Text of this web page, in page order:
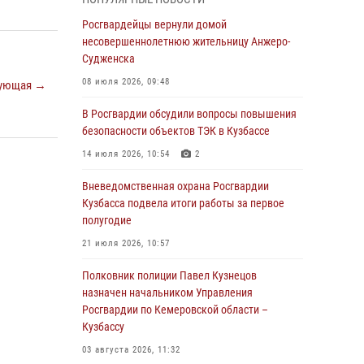
→
Генерал-полковник Олег Плохой поздравил
специалистов организационно-штатных
подразделений Росгвардии с
профессиональным праздником
07 августа 2026, 05:32
С 1 сентября 2026 года вступает в силу новый
федеральный закон о частной охранной
Росгвардейцы задержали предполагаемого
виновника причинения ножевого ранения
Росгвардейцы задержали мужчину,
повредившего имущество горожанки
06 августа 2026, 08:17
Росгвардейцы вернули домой
несовершеннолетнюю жительницу Анжеро-
Судженска
08 июля 2026, 09:48
В Росгвардии обсудили вопросы повышения
безопасности объектов ТЭК в Кузбассе
14 июля 2026, 10:54 2
Вневедомственная охрана Росгвардии
Кузбасса подвела итоги работы за первое
полугодие
21 июля 2026, 10:57
Полковник полиции Павел Кузнецов
назначен начальником Управления
Росгвардии по Кемеровской области –
Кузбассу
03 августа 2026, 11:32